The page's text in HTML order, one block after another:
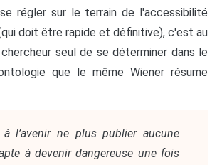
régler sur le terrain de l'accessibilité
doit être rapide et définitive), c'est au
seul de se déterminer dans le
que le même Wiener résume
à l’avenir ne plus publier aucune
à devenir dangereuse une fois